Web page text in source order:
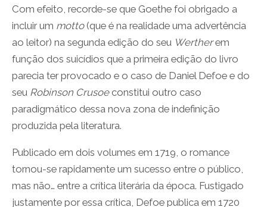
Com efeito, recorde-se que Goethe foi obrigado a
incluir um motto(que é na realidade uma advertência
ao leitor) na segunda edição do seu Wertherem
função dos suicídios que a primeira edição do livro
parecia ter provocado e o caso de Daniel Defoe e do
seu Robinson Crusoeconstitui outro caso
paradigmático dessa nova zona de indefinição
produzida pela literatura.
Publicado em dois volumes em 1719, o romance
tornou-se rapidamente um sucesso entre o público,
mas não… entre a crítica literária da época. Fustigado
justamente por essa crítica, Defoe publica em 1720